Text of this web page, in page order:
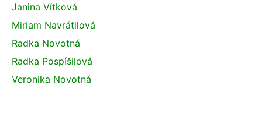
Janina Vítková
Miriam Navrátilová
Radka Novotná
Radka Pospíšilová
Veronika Novotná